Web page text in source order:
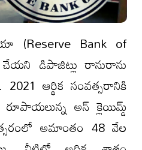
(Reserve Bank of
డిపాజిట్లు రానురాను
ఆర్థిక సంవత్సరానికి
అన్ క్లెయిమ్డ్
అమాంతం 48 వేల